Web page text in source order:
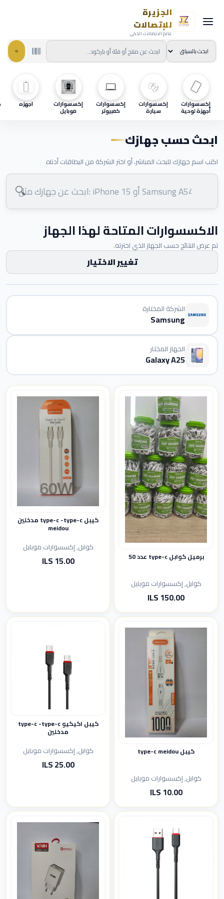
الجزيرة
للإتصالات
عالم الاتصالات الذكي
إكسسوارات
أجهزة لوحية
إكسسوارات
سيارة
إكسسوارات
كمبيوتر
إكسسوارات
موبايل
اجهزه
ابحث حسب جهازك
اكتب اسم جهازك للبحث المباشر، أو اختر الشركة من البطاقات أدناه
🔍
الاكسسوارات المتاحة لهذا الجهاز
تم عرض النتائج حسب الجهاز الذي اخترته.
تغيير الاختيار
الشركة المختارة
Samsung
الجهاز المختار
Galaxy A25
برميل كوابل type-c عدد 50
كوابل, إكسسوارات موبايل
150.00 ILS
كيبل type-c -type-c مدخلين
meidou
كوابل, إكسسوارات موبايل
15.00 ILS
كيبل type-c meidou
كوابل, إكسسوارات موبايل
10.00 ILS
كيبل اكيكيو type-c -type-c
مدخلين
كوابل, إكسسوارات موبايل
25.00 ILS